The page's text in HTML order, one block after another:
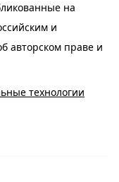
на
и
авторском праве и
технологии